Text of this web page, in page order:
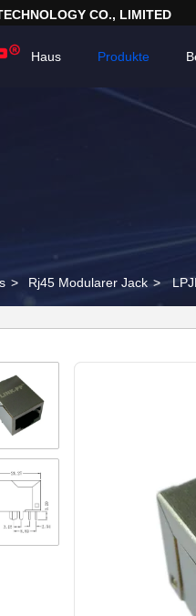
CO., LIMITED
Haus Produkte
> Rj45 Modularer Jack >